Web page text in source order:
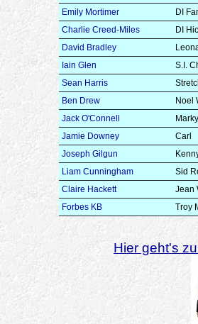
Emily Mortimer
DI
Charlie Creed-Miles
DI
David Bradley
Iain Glen
S.I.
Sean Harris
Ben Drew
Noel
Jack O'Connell
Marky
Jamie Downey
Carl
Joseph Gilgun
Liam Cunningham
Sid
Claire Hackett
Jean
Forbes KB
Troy
Hier geht's